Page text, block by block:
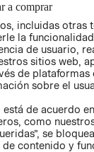
TÉRMINOS Y
CONDICIONES
AVISO DE
PRIVACIDAD
GIFT CARD
AVISO DE
COOKIES
a comprar
incluidas otras
la
de usuario,
sitios web,
de plataformas
sobre el
está de acuerdo
como
se
contenido y